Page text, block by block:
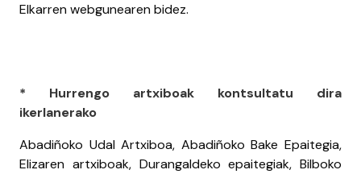
Elkarren webgunearen bidez.
* Hurrengo artxiboak kontsultatu dira
ikerlanerako
Abadiñoko Udal Artxiboa, Abadiñoko Bake Epaitegia,
Elizaren artxiboak, Durangaldeko epaitegiak, Bilboko